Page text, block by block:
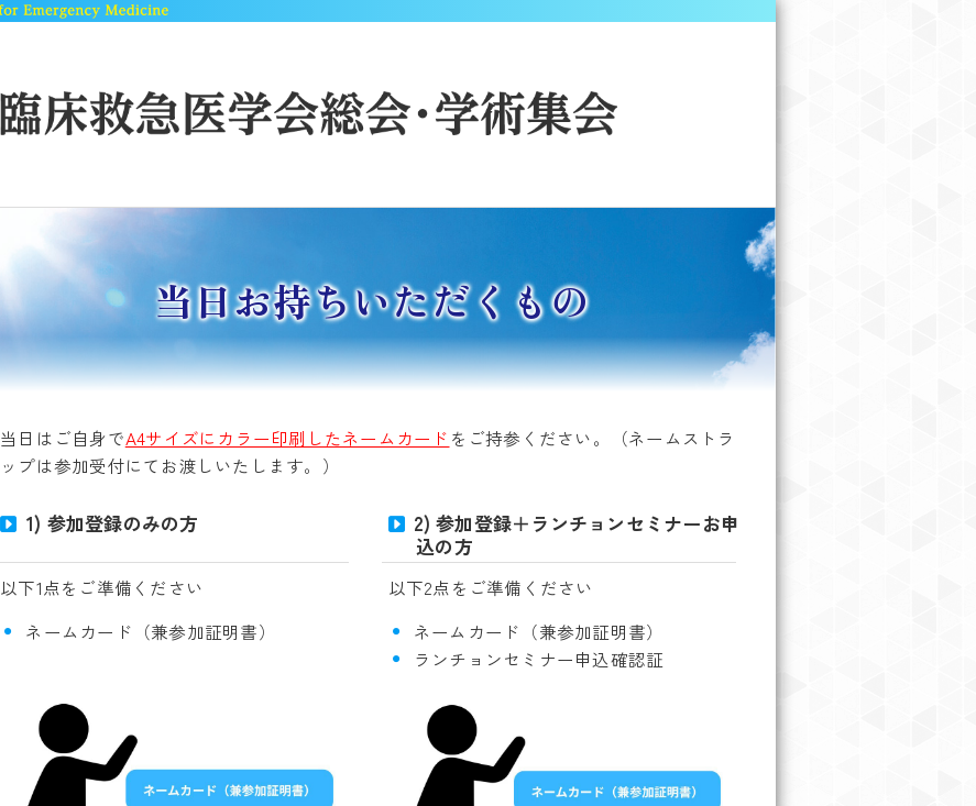
当日お持ちいただくもの
当日はご自身でA4サイズにカラー印刷したネームカード をご持参ください。（ネームストラ
ップは参加受付にてお渡しいたします。）
1) 参加登録のみの方
以下1点をご準備ください
ネームカード（兼参加証明書）
2) 参加登録＋ランチョンセミナーお申
込の方
以下2点をご準備ください
ネームカード（兼参加証明書）
ランチョンセミナー申込確認証